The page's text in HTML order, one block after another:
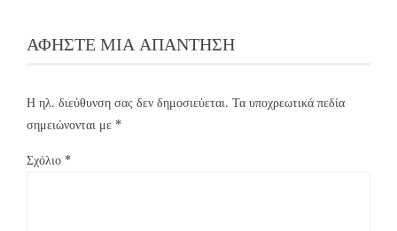
ΑΦΉΣΤΕ ΜΙΑ ΑΠΆΝΤΗΣΗ
Η ηλ. διεύθυνση σας δεν δημοσιεύεται. Τα υποχρεωτικά πεδία
σημειώνονται με *
Σχόλιο *